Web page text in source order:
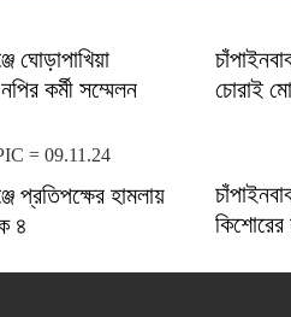
ঘোড়াপাখিয়া
কর্মী সম্মেলন
চোরাই
প্রতিপক্ষের হামলায়
৪